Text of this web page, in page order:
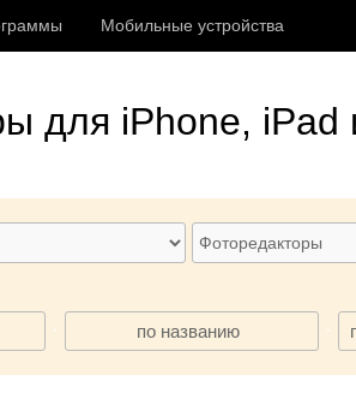
Мобильные устройства
для iPhone, iPad
· по названию ·